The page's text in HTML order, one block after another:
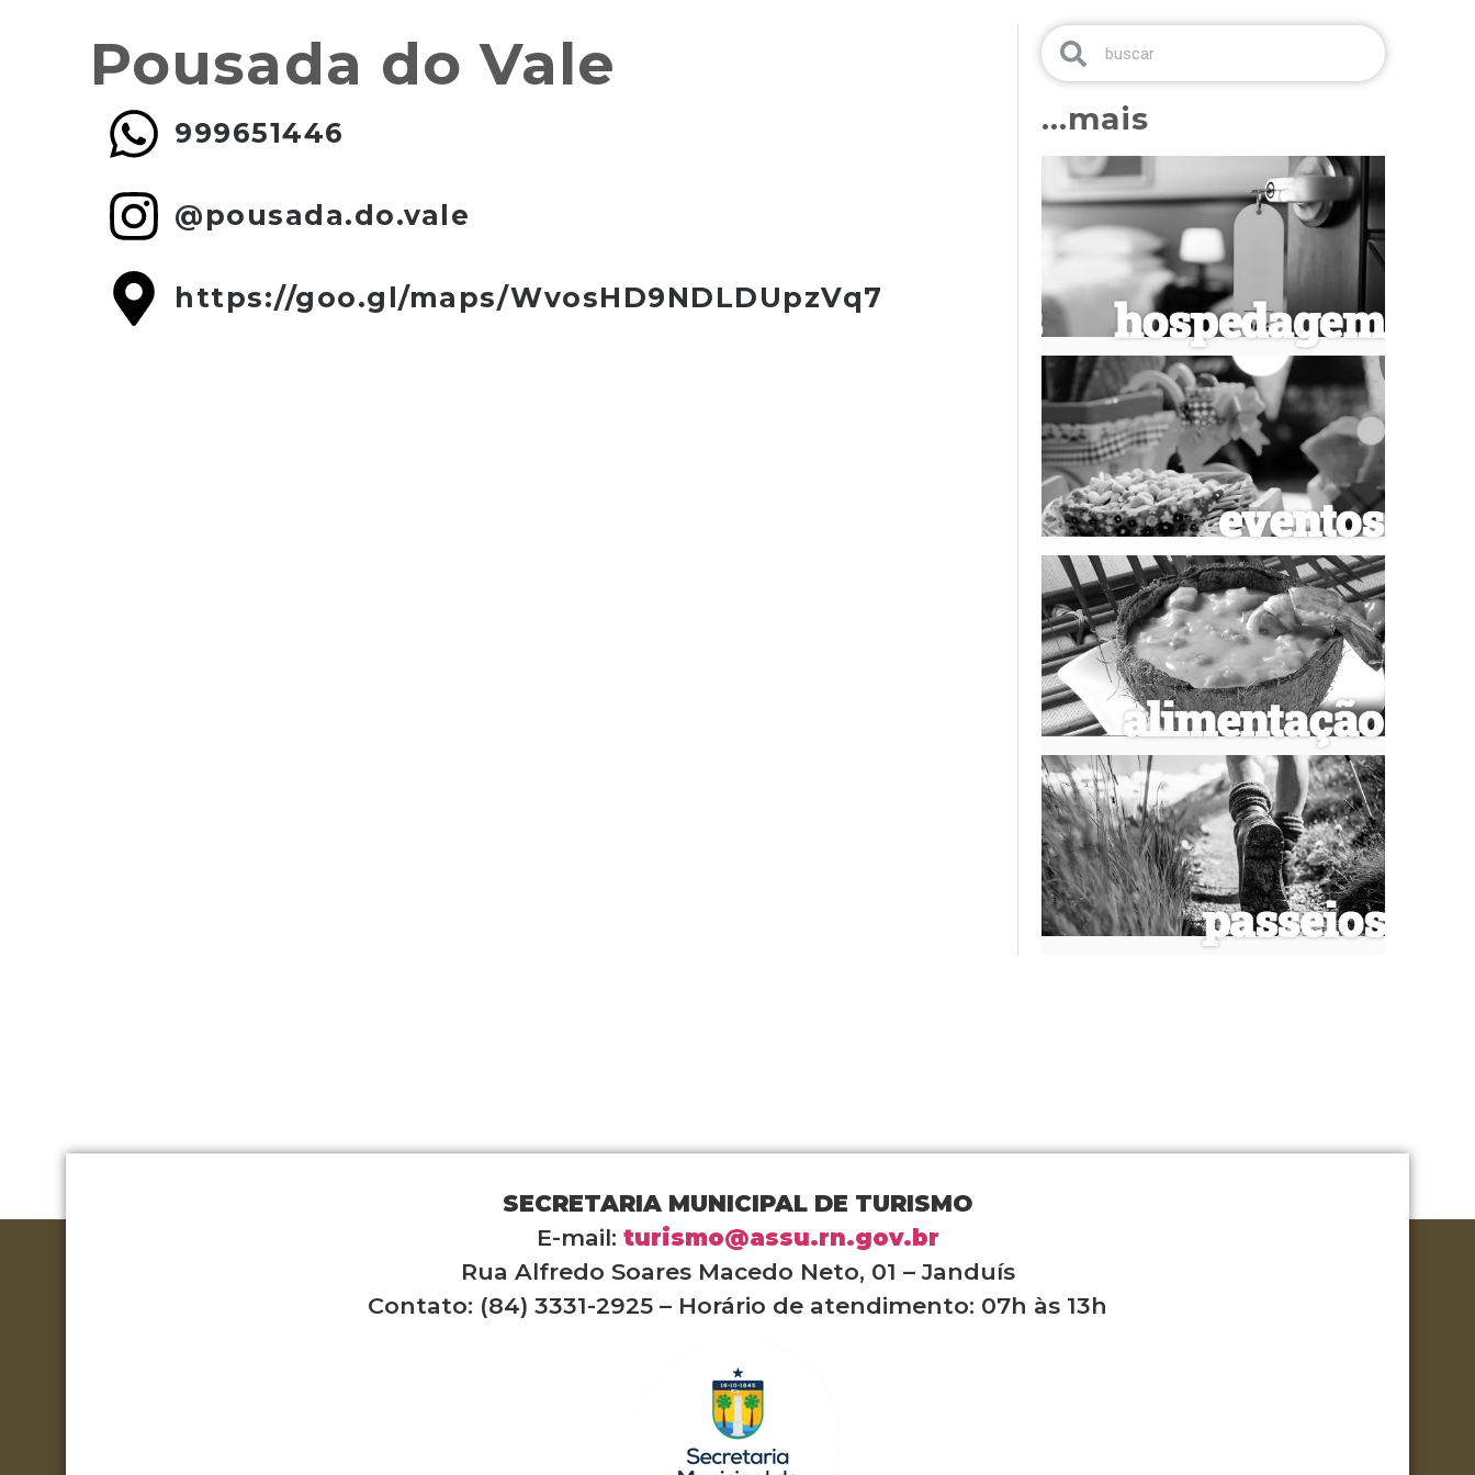
Pousada do Vale
999651446
@pousada.do.vale
https://goo.gl/maps/WvosHD9NDLDUpzVq7
...mais
SECRETARIA MUNICIPAL DE TURISMO
E-mail: turismo@assu.rn.gov.br
Rua Alfredo Soares Macedo Neto, 01 – Janduís
Contato: (84) 3331-2925 – Horário de atendimento: 07h às 13h